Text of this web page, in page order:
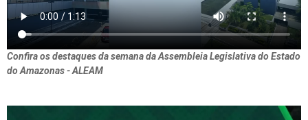
Confira os destaques da semana da Assembleia Legislativa do Estado
do Amazonas - ALEAM